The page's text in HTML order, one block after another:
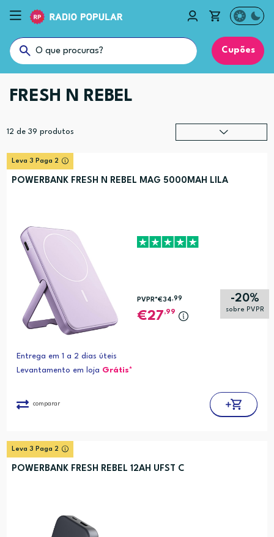
Cupões
FRESH N REBEL
12 de 39 produtos
Leva 3 Paga 2
POWERBANK FRESH N REBEL MAG 5000MAH LILA
-20%
sobre PVPR
PVPR*€34 ,99
27,99
Entrega em 1 a 2 dias úteis
Levantamento em loja Grátis*
comparar
Leva 3 Paga 2
POWERBANK FRESH REBEL 12AH UFST C